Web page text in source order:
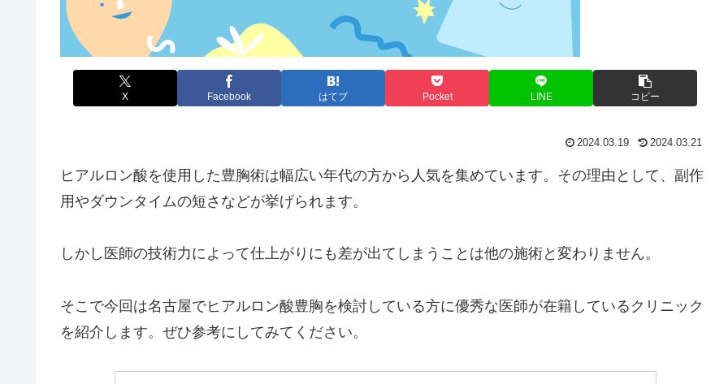
X Facebook はてブ Pocket LINE コピー
2024.03.19 2024.03.21
ヒアルロン酸を使用した豊胸術は幅広い年代の方から人気を集めています。その理由として、副作
用やダウンタイムの短さなどが挙げられます。
しかし医師の技術力によって仕上がりにも差が出てしまうことは他の施術と変わりません。
そこで今回は名古屋でヒアルロン酸豊胸を検討している方に優秀な医師が在籍しているクリニック
を紹介します。ぜひ参考にしてみてください。